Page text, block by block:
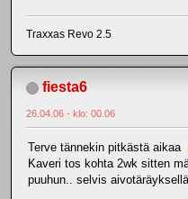
Traxxas Revo 2.5
fiesta6
26.04.06 - klo: 00.06
Terve tännekin pitkästä aikaa
Kaveri tos kohta 2wk sitten
puuhun.. selvis